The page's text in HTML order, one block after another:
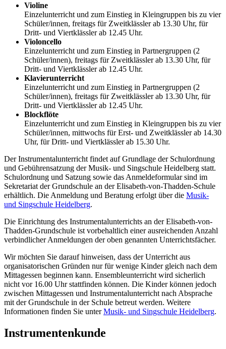
Violine
Einzelunterricht und zum Einstieg in Kleingruppen bis zu vier
Schüler/innen, freitags für Zweitklässler ab 13.30 Uhr, für
Dritt- und Viertklässler ab 12.45 Uhr.
Violoncello
Einzelunterricht und zum Einstieg in Partnergruppen (2
Schüler/innen), freitags für Zweitklässler ab 13.30 Uhr, für
Dritt- und Viertklässler ab 12.45 Uhr.
Klavierunterricht
Einzelunterricht und zum Einstieg in Partnergruppen (2
Schüler/innen), freitags für Zweitklässler ab 13.30 Uhr, für
Dritt- und Viertklässler ab 12.45 Uhr.
Blockflöte
Einzelunterricht und zum Einstieg in Kleingruppen bis zu vier
Schüler/innen, mittwochs für Erst- und Zweitklässler ab 14.30
Uhr, für Dritt- und Viertklässler ab 15.30 Uhr.
Der Instrumentalunterricht findet auf Grundlage der Schulordnung
und Gebührensatzung der Musik- und Singschule Heidelberg statt.
Schulordnung und Satzung sowie das Anmeldeformular sind im
Sekretariat der Grundschule an der Elisabeth-von-Thadden-Schule
erhältlich. Die Anmeldung und Beratung erfolgt über die Musik-
und Singschule Heidelberg.
Die Einrichtung des Instrumentalunterrichts an der Elisabeth-von-
Thadden-Grundschule ist vorbehaltlich einer ausreichenden Anzahl
verbindlicher Anmeldungen der oben genannten Unterrichtsfächer.
Wir möchten Sie darauf hinweisen, dass der Unterricht aus
organisatorischen Gründen nur für wenige Kinder gleich nach dem
Mittagessen beginnen kann. Ensembleunterricht wird sicherlich
nicht vor 16.00 Uhr stattfinden können. Die Kinder können jedoch
zwischen Mittagessen und Instrumentalunterricht nach Absprache
mit der Grundschule in der Schule betreut werden. Weitere
Informationen finden Sie unterMusik- und Singschule Heidelberg.
Instrumentenkunde